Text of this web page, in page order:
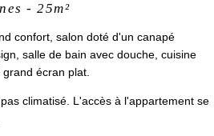
- 25m²
confort, salon doté d'un canapé
salle de bain avec douche, cuisine
écran plat.
climatisé. L'accès à l'appartement se